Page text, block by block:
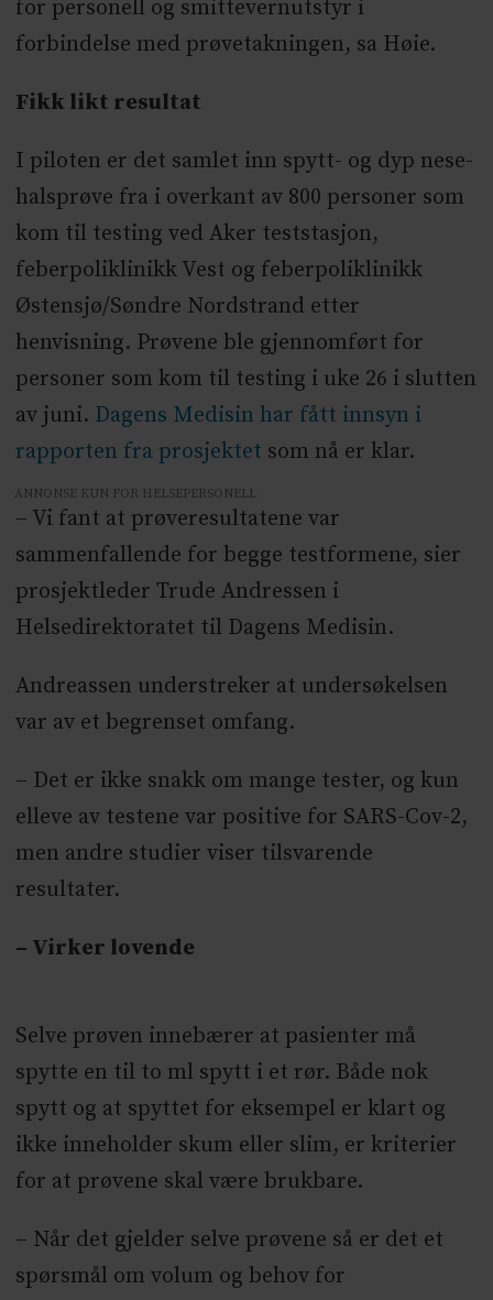
for personell og smittevernutstyr i
forbindelse med prøvetakningen, sa Høie.
Fikk likt resultat
I piloten er det samlet inn spytt- og dyp nese-
halsprøve fra i overkant av 800 personer som
kom til testing ved Aker teststasjon,
feberpoliklinikk Vest og feberpoliklinikk
Østensjø/Søndre Nordstrand etter
henvisning. Prøvene ble gjennomført for
personer som kom til testing i uke 26 i slutten
av juni. Dagens Medisin har fått innsyn i
rapporten fra prosjektet som nå er klar.
ANNONSE KUN FOR HELSEPERSONELL
– Vi fant at prøveresultatene var
sammenfallende for begge testformene, sier
prosjektleder Trude Andressen i
Helsedirektoratet til Dagens Medisin.
Andreassen understreker at undersøkelsen
var av et begrenset omfang.
– Det er ikke snakk om mange tester, og kun
elleve av testene var positive for SARS-Cov-2,
men andre studier viser tilsvarende
resultater.
– Virker lovende
Selve prøven innebærer at pasienter må
spytte en til to ml spytt i et rør. Både nok
spytt og at spyttet for eksempel er klart og
ikke inneholder skum eller slim, er kriterier
for at prøvene skal være brukbare.
– Når det gjelder selve prøvene så er det et
spørsmål om volum og behov for